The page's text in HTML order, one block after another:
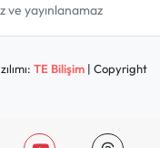
ve yayınlanamaz
TE Bilişim| Copyright